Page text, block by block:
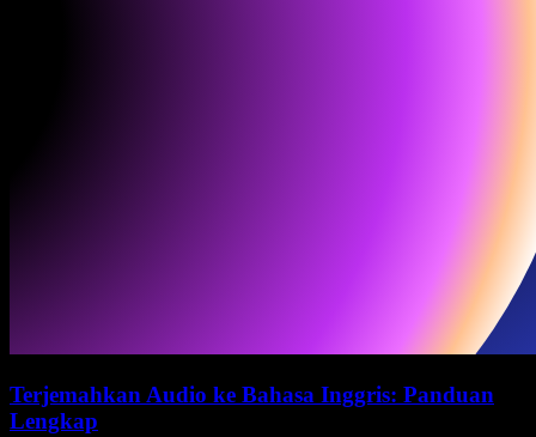
Terjemahkan Audio ke Bahasa Inggris: Panduan
Lengkap